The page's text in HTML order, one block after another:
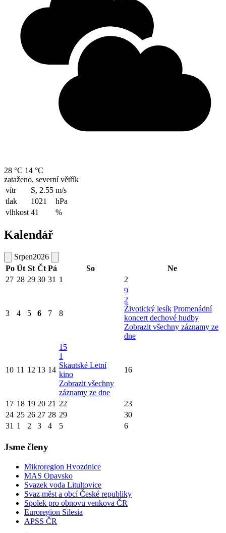
28 °C 14 °C
zataženo, severní větřík
vítr
S, 2.55 m/s
tlak
1021
hPa
vlhkost 41 %
Kalendář
Srpen2026
Po Út St Čt Pá So
Ne
27 28 29 30 31 1 2
3 4 5 6 7 8
9
2
Životický lesík Promenádní
koncert dechové hudby
Zobrazit všechny záznamy ze
dne
10 11 12 13 14
15
1
Skautské Letní
kino
Zobrazit všechny
záznamy ze dne
16
17 18 19 20 21 22
23
24 25 26 27 28 29
30
31 1 2 3 4 5 6
Jsme členy
Mikroregion Hvozdnice
MAS Opavsko
Svazek voda Litultovice
Svaz měst a obcí České republiky
Spolek pro obnovu venkova ČR
Euroregion Silesia
APSS ČR